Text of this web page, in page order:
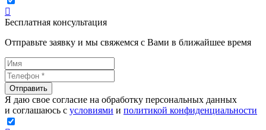
Бесплатная консультация
Отправьте заявку и мы свяжемся с Вами в ближайшее время
Отправить
Я даю свое согласие на обработку персональных данных
и соглашаюсь с условиями и политикой конфиденциальности